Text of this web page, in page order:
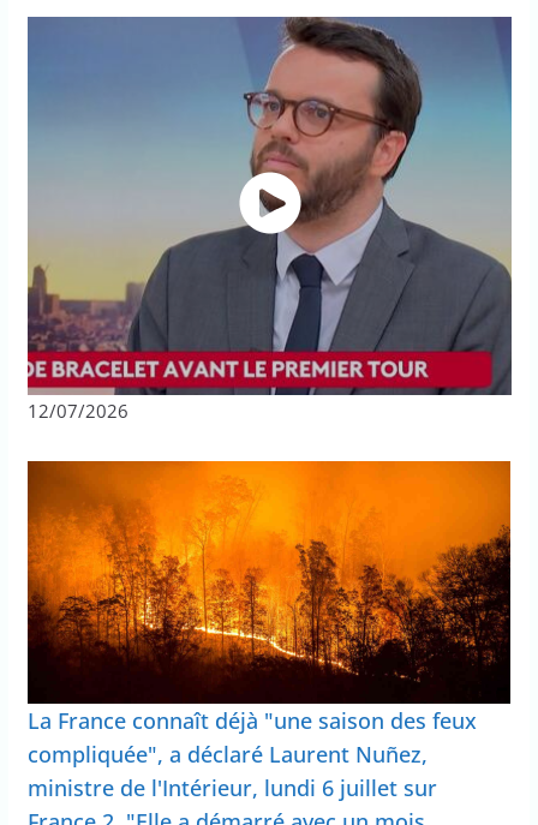
12/07/2026
La France connaît déjà "une saison des feux
compliquée", a déclaré Laurent Nuñez,
ministre de l'Intérieur, lundi 6 juillet sur